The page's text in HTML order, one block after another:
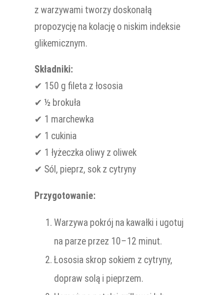
z warzywami tworzy doskonałą
propozycję na kolację o niskim indeksie
glikemicznym.
Składniki:
✔ 150 g fileta z łososia
✔ ½ brokuła
✔ 1 marchewka
✔ 1 cukinia
✔ 1 łyżeczka oliwy z oliwek
✔ Sól, pieprz, sok z cytryny
Przygotowanie:
Warzywa pokrój na kawałki i ugotuj
na parze przez 10–12 minut.
Łososia skrop sokiem z cytryny,
dopraw solą i pieprzem.